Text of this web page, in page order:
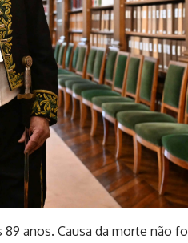
anos. Causa da morte não